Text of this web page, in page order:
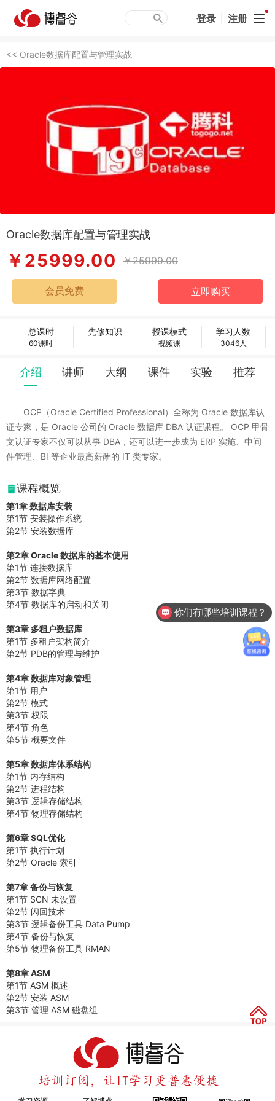
登录 注册
<< Oracle数据库配置与管理实战
Oracle数据库配置与管理实战
￥25999.00 ￥25999.00
总课时
60课时
先修知识 授课模式
视频课
学习人数
3046人
介绍 讲师 大纲 课件 实验 推荐
OCP（Oracle Certified Professional）全称为 Oracle 数据库认
证专家，是 Oracle 公司的 Oracle 数据库 DBA 认证课程。 OCP 甲骨
文认证专家不仅可以从事 DBA，还可以进一步成为 ERP 实施、中间
件管理、BI 等企业最高薪酬的 IT 类专家。
课程概览
第1章 数据库安装
第1节 安装操作系统
第2节 安装数据库
第2章 Oracle 数据库的基本使用
第1节 连接数据库
第2节 数据库网络配置
第3节 数据字典
第4节 数据库的启动和关闭
第3章 多租户数据库
第1节 多租户架构简介
第2节 PDB的管理与维护
第4章 数据库对象管理
第1节 用户
第2节 模式
第3节 权限
第4节 角色
第5节 概要文件
第5章 数据库体系结构
第1节 内存结构
第2节 进程结构
第3节 逻辑存储结构
第4节 物理存储结构
第6章 SQL优化
第1节 执行计划
第2节 Oracle 索引
第7章 备份与恢复
第1节 SCN 未设置
第2节 闪回技术
第3节 逻辑备份工具 Data Pump
第4节 备份与恢复
第5节 物理备份工具 RMAN
第8章 ASM
第1节 ASM 概述
第2节 安装 ASM
第3节 管理 ASM 磁盘组
你们有哪些培训课程？